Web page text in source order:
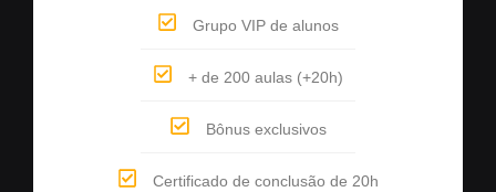
Grupo VIP de alunos
+ de 200 aulas (+20h)
Bônus exclusivos
Certificado de conclusão de 20h